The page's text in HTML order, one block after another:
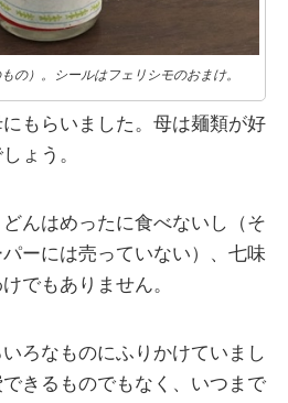
の）。シールはフェリシモのおまけ。
もらいました。母は麺類が好
ょう。
んはめったに食べないし（そ
ーには売っていない）、七味
でもありません。
ろなものにふりかけていまし
きるものでもなく、いつまで